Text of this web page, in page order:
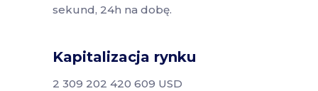
sekund, 24h na dobę.
Kapitalizacja rynku
2 309 202 420 609 USD